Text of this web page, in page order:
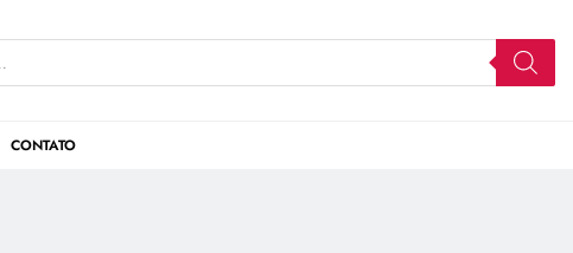
CONTATO